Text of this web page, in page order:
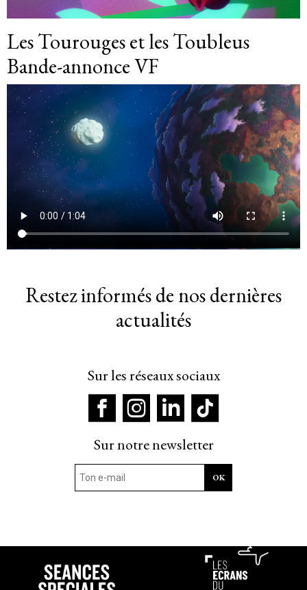
Les Tourouges et les Toubleus
Bande-annonce VF
Restez informés de nos dernières
actualités
Sur les réseaux sociaux
Sur notre newsletter